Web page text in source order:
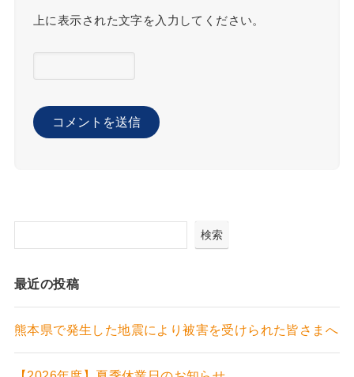
上に表示された文字を入力してください。
検索
最近の投稿
熊本県で発生した地震により被害を受けられた皆さまへ